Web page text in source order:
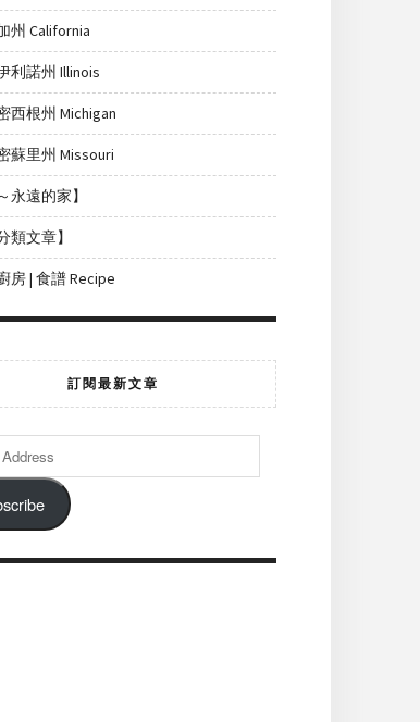
州 California
利諾州 Illinois
西根州 Michigan
蘇里州 Missouri
永遠的家】
類文章】
房 | 食譜 Recipe
訂閱最新文章